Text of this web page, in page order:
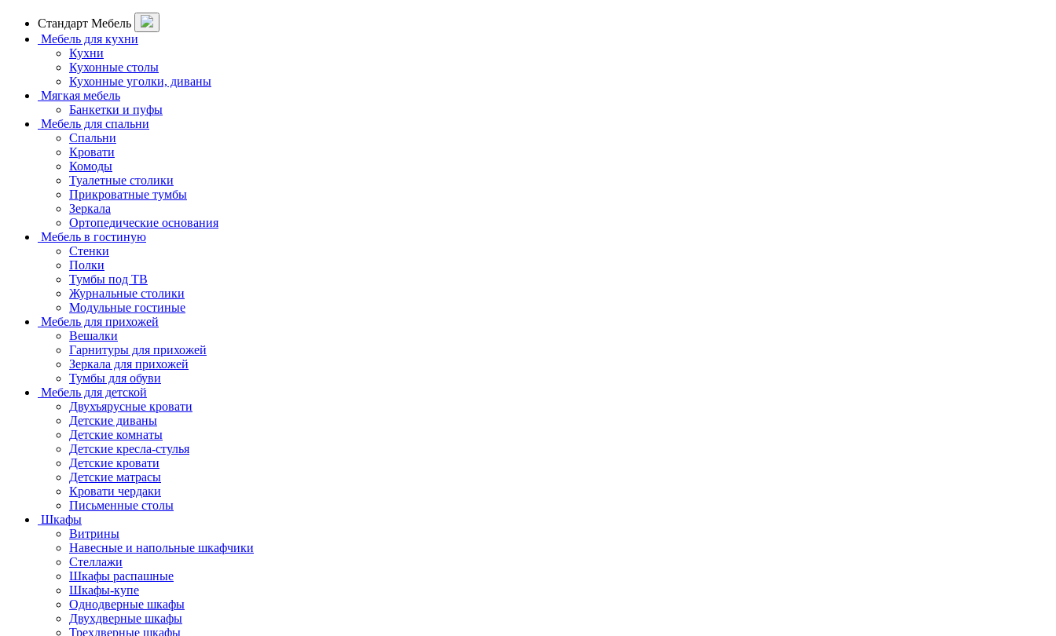
Стандарт Мебель
Мебель для кухни
Кухни
Кухонные столы
Кухонные уголки, диваны
Мягкая мебель
Банкетки и пуфы
Мебель для спальни
Спальни
Кровати
Комоды
Туалетные столики
Прикроватные тумбы
Зеркала
Ортопедические основания
Мебель в гостиную
Стенки
Полки
Тумбы под ТВ
Журнальные столики
Модульные гостиные
Мебель для прихожей
Вешалки
Гарнитуры для прихожей
Зеркала для прихожей
Тумбы для обуви
Мебель для детской
Двухъярусные кровати
Детские диваны
Детские комнаты
Детские кресла-стулья
Детские кровати
Детские матрасы
Кровати чердаки
Письменные столы
Шкафы
Витрины
Навесные и напольные шкафчики
Стеллажи
Шкафы распашные
Шкафы-купе
Однодверные шкафы
Двухдверные шкафы
Трехдверные шкафы